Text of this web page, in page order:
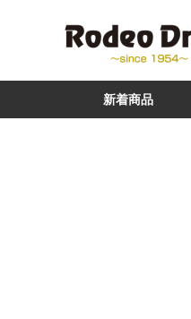
新着商品